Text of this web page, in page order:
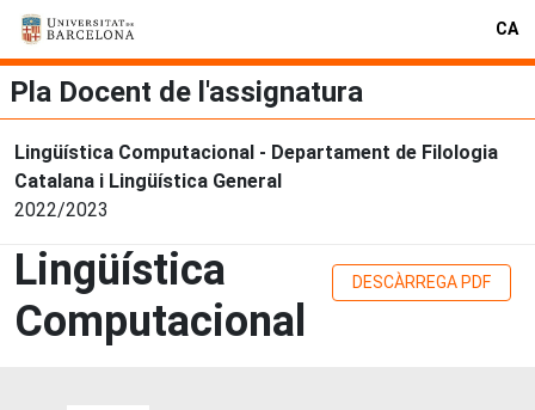
CA
Pla Docent de l'assignatura
Lingüística Computacional - Departament de Filologia
Catalana i Lingüística General
2022/2023
Lingüística
Computacional
DESCÀRREGA PDF